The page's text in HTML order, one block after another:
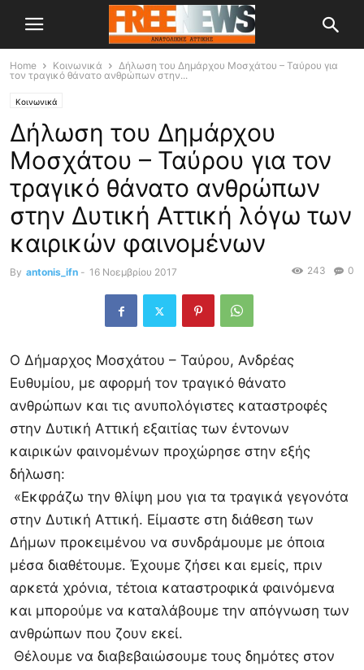
Home Κοινωνικά
Δήλωση του Δημάρχου Μοσχάτου – Ταύρου για
τον τραγικό θάνατο ανθρώπων στην...
Κοινωνικά
Δήλωση του Δημάρχου
Μοσχάτου – Ταύρου για τον
τραγικό θάνατο ανθρώπων
στην Δυτική Αττική λόγω των
καιρικών φαινομένων
By antonis_ifn - 16 Νοεμβρίου 2017 0
243
Ο Δήμαρχος Μοσχάτου – Ταύρου, Ανδρέας
Ευθυμίου, με αφορμή τον τραγικό θάνατο
ανθρώπων και τις ανυπολόγιστες καταστροφές
στην Δυτική Αττική εξαιτίας των έντονων
καιρικών φαινομένων προχώρησε στην εξής
δήλωση:
«Εκφράζω την θλίψη μου για τα τραγικά γεγονότα
στην Δυτική Αττική. Είμαστε στη διάθεση των
Δήμων προκειμένου να συνδράμουμε με όποια
μέσα διαθέτουμε. Έχουμε ζήσει και εμείς, πριν
αρκετά χρόνια, τέτοια καταστροφικά φαινόμενα
και μπορούμε να καταλάβουμε την απόγνωση των
ανθρώπων που ζουν εκεί.
Θέλουμε να διαβεβαιώσουμε τους δημότες στον